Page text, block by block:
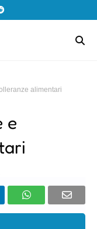
alimentari
e